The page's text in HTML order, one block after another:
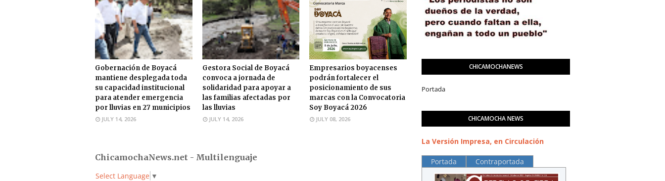
Gobernación de Boyacá
mantiene desplegada toda
su capacidad institucional
para atender emergencia
por lluvias en 27 municipios
JULY 14, 2026
Gestora Social de Boyacá
convoca a jornada de
solidaridad para apoyar a
las familias afectadas por
las lluvias
JULY 14, 2026
Empresarios boyacenses
podrán fortalecer el
posicionamiento de sus
marcas con la Convocatoria
Soy Boyacá 2026
JULY 08, 2026
ChicamochaNews.net - Multilenguaje
Select Language ▼
CHICAMOCHANEWS
Portada
CHICAMOCHA NEWS
La Versión Impresa, en Circulación
Portada Contraportada